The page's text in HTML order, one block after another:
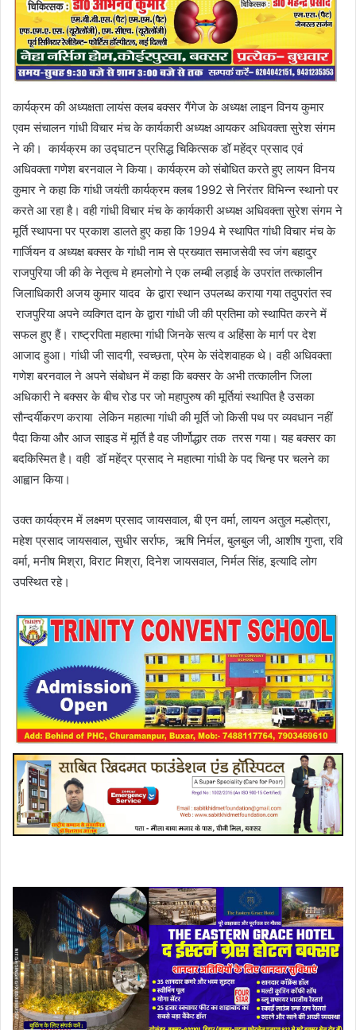
कार्यक्रम की अध्यक्षता लायंस क्लब बक्सर गैंगेज के अध्यक्ष लाइन विनय कुमार
एवम संचालन गांधी विचार मंच के कार्यकारी अध्यक्ष आयकर अधिवक्ता सुरेश संगम
ने की। कार्यक्रम का उद्घाटन प्रसिद्ध चिकित्सक डॉ महेंद्र प्रसाद एवं
अधिवक्ता गणेश बरनवाल ने किया। कार्यक्रम को संबोधित करते हुए लायन विनय
कुमार ने कहा कि गांधी जयंती कार्यक्रम क्लब 1992 से निरंतर विभिन्न स्थानो पर
करते आ रहा है। वही गांधी विचार मंच के कार्यकारी अध्यक्ष अधिवक्ता सुरेश संगम ने
मूर्ति स्थापना पर प्रकाश डालते हुए कहा कि 1994 मे स्थापित गांधी विचार मंच के
गार्जियन व अध्यक्ष बक्सर के गांधी नाम से प्रख्यात समाजसेवी स्व जंग बहादुर
राजपुरिया जी की के नेतृत्व मे हमलोगो ने एक लम्बी लड़ाई के उपरांत तत्कालीन
जिलाधिकारी अजय कुमार यादव के द्वारा स्थान उपलब्ध कराया गया तदुपरांत स्व
राजपुरिया अपने व्यक्गित दान के द्वारा गांधी जी की प्रतिमा को स्थापित करने में
सफल हुए हैं। राष्ट्रपिता महात्मा गांधी जिनके सत्य व अहिंसा के मार्ग पर देश
आजाद हुआ। गांधी जी सादगी, स्वच्छता, प्रेम के संदेशवाहक थे। वही अधिवक्ता
गणेश बरनवाल ने अपने संबोधन में कहा कि बक्सर के अभी तत्कालीन जिला
अधिकारी ने बक्सर के बीच रोड पर जो महापुरुष की मूर्तियां स्थापित है उसका
सौन्दर्यीकरण कराया लेकिन महात्मा गांधी की मूर्ति जो किसी पथ पर व्यवधान नहीं
पैदा किया और आज साइड में मूर्ति है वह जीर्णोद्धार तक तरस गया। यह बक्सर का
बदकिस्मित है। वही डॉ महेंद्र प्रसाद ने महात्मा गांधी के पद चिन्ह पर चलने का
आह्वान किया।
उक्त कार्यक्रम में लक्ष्मण प्रसाद जायसवाल, बी एन वर्मा, लायन अतुल मल्होत्रा,
महेश प्रसाद जायसवाल, सुधीर सर्राफ, ऋषि निर्मल, बुलबुल जी, आशीष गुप्ता, रवि
वर्मा, मनीष मिश्रा, विराट मिश्रा, दिनेश जायसवाल, निर्मल सिंह, इत्यादि लोग
उपस्थित रहे।